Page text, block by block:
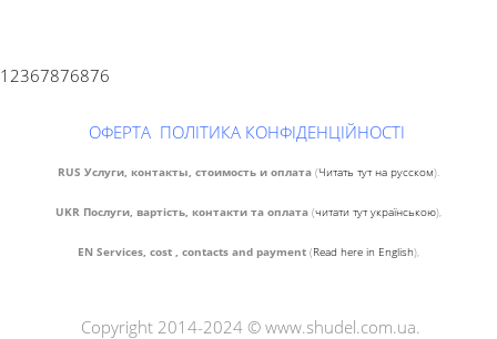
12367876876
ОФЕРТА ПОЛІТИКА КОНФІДЕНЦІЙНОСТІ
RUS Услуги, контакты, стоимость и оплата (Читать тут на русском).
UKR Послуги, вартість, контакти та оплата (читати тут українською),
EN Services, cost , contacts and payment (Read here in English),
Copyright 2014-2024 © www.shudel.com.ua.